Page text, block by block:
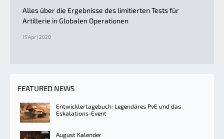
Alles über die Ergebnisse des limitierten Tests für
Artillerie in Globalen Operationen
15 Apr | 2020
FEATURED NEWS
Entwicklertagebuch: Legendäres PvE und das
Eskalations-Event
August Kalender